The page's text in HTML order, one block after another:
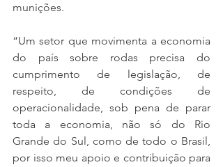
munições.
“Um setor que movimenta a economia
do país sobre rodas precisa do
cumprimento de legislação, de
respeito, de condições de
operacionalidade, sob pena de parar
toda a economia, não só do Rio
Grande do Sul, como de todo o Brasil,
por isso meu apoio e contribuição para